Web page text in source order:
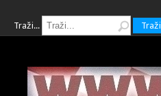
Traži... Traži